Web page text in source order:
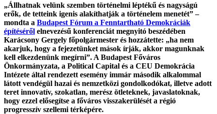
„Állhatnak velünk szemben történelmi léptékű és nagyságú
erők, de tetteink igenis alakíthatják a történelem menetét” –
mondta a Budapest Fórum a Fenntartható Demokráciák
építéséről elnevezésű konferenciát megnyitó beszédében
Karácsony Gergely főpolgármester és hozzátette: „ha nem
akarjuk, hogy a fejezetünket mások írják, akkor magunknak
kell elkezdenünk megírni”. A Budapest Főváros
Önkormányzata, a Political Capital és a CEU Demokrácia
Intézete által rendezett esemény immár második alkalommal
látott vendégül hazai és nemzetközi gondolkodókat, illetve adott
teret innovatív, szokatlan, merész ötleteknek, javaslatoknak,
hogy ezzel elősegítse a főváros visszakerülését a régió
progresszív szellemi térképére.